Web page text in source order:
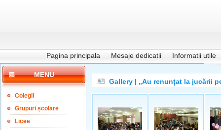
Pagina principala Mesaje dedicatii Informatii utile
MENU
Colegii
Grupuri școlare
Licee
Gallery | „Au renunțat la jucării